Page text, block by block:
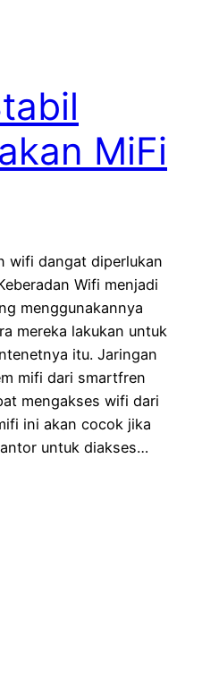
MiFi
wifi dangat diperlukan
Wifi menjadi
menggunakannya
mereka lakukan untuk
itu. Jaringan
mifi dari smartfren
mengakses wifi dari
ini akan cocok jika
untuk diakses…